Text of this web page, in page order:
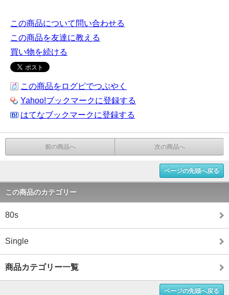
この商品について問い合わせる
この商品を友達に教える
買い物を続ける
この商品をログピでつぶやく
Yahoo!ブックマークに登録する
はてなブックマークに登録する
前の商品へ 次の商品へ
ページの先頭へ戻る
この商品のカテゴリー
80s
Single
商品カテゴリー一覧
ページの先頭へ戻る